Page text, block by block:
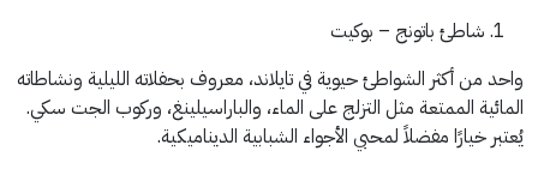
شاطئ باتونج – بوكيت
واحد من أكثر الشواطئ حيوية في تايلاند، معروف بحفلاته الليلية ونشاطاته
المائية الممتعة مثل التزلج على الماء، والباراسيلينغ، وركوب الجت سكي.
يُعتبر خيارًا مفضلاً لمحبي الأجواء الشبابية الديناميكية.